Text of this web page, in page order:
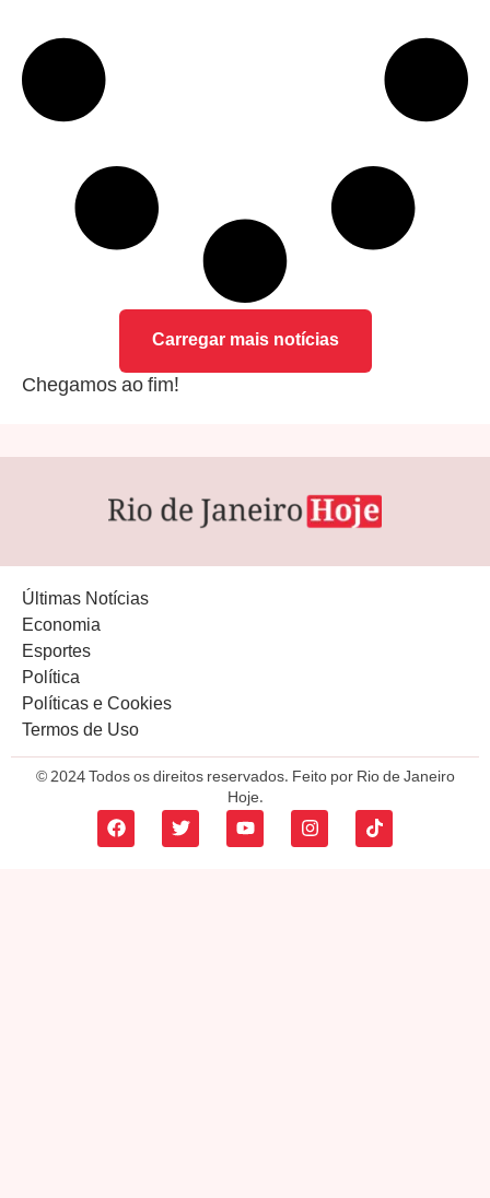
Carregar mais notícias
Chegamos ao fim!
Últimas Notícias
Economia
Esportes
Política
Políticas e Cookies
Termos de Uso
© 2024 Todos os direitos reservados. Feito por Rio de Janeiro
Hoje.